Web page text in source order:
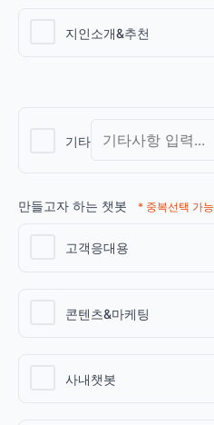
지인소개&추천
기타
만들고자 하는 챗봇 * 중복선택 가능
고객응대용
콘텐츠&마케팅
사내챗봇